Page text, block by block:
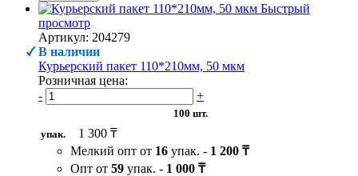
Быстрый
просмотр
Артикул: 204279
В наличии
Курьерский пакет 110*210мм, 50 мкм
Розничная цена:
-
+
100 шт.
упак.
1 300 ₸
Мелкий опт от 16 упак. - 1 200 ₸
Опт от 59 упак. - 1 000 ₸